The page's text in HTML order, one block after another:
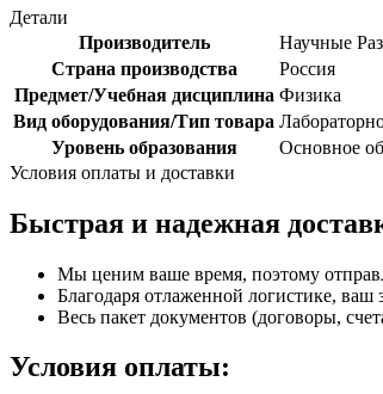
Детали
Производитель
Научные
Страна производства
Россия
Предмет/Учебная дисциплина Физика
Вид оборудования/Тип товара
Уровень образования
Основное
Условия оплаты и доставки
Быстрая и надежная
Мы ценим ваше время, поэтому
Благодаря отлаженной логистике, ваш
Весь пакет документов (договоры,
Условия оплаты: